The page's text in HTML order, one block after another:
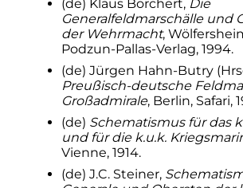
armées allemandes », le
commandant en chef
1234En français, « chef
de l'Armée de l'air ».
12345678910111213
français, chef d’un groupe
de l'Armée de terre.
↑En français,
du front du Sud.
12 3À la suite de l’
Hitler du20 juillet 1944.
(de) Klaus Borchert, Die
Generalfeldmarschälle und
der Wehrmacht,
Podzun-Pallas-Verlag, 1994.
(de) Jürgen Hahn-Butry
Preußisch-deutsche
Großadmirale, Berlin, Safari,
(de) Schematismus für das
und für die k.u.k.
Vienne, 1914.
(de) J.C. Steiner,